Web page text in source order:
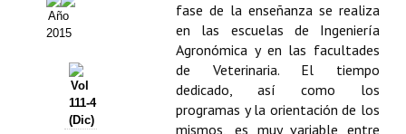
Buscador de Artículos
Presentación Jornadas
Año
2015
Vol
111-4
(Dic)
fase de la enseñanza se realiza
en las escuelas de Ingeniería
Agronómica y en las facultades
de Veterinaria. El tiempo
dedicado, así como los
programas y la orientación de los
mismos, es muy variable entre